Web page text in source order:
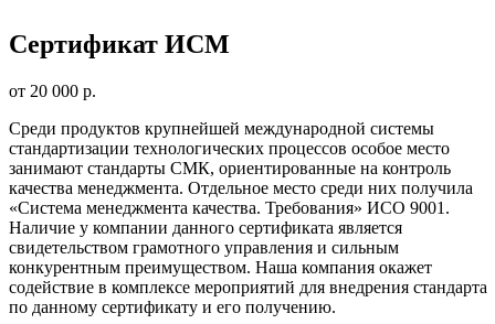
Сертификат ИСМ
от 20 000 р.
Среди продуктов крупнейшей международной системы
стандартизации технологических процессов особое место
занимают стандарты СМК, ориентированные на контроль
качества менеджмента. Отдельное место среди них получила
«Система менеджмента качества. Требования» ИСО 9001.
Наличие у компании данного сертификата является
свидетельством грамотного управления и сильным
конкурентным преимуществом. Наша компания окажет
содействие в комплексе мероприятий для внедрения стандарта
по данному сертификату и его получению.